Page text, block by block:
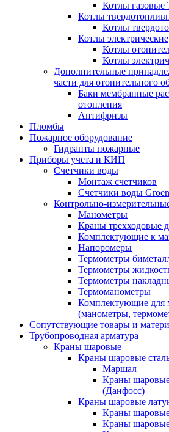
Котлы
Котлы
Котлы
Котлы электрические
Котлы
Котлы
Дополнительные
части для отопительного
Баки мембранные
отопления
Антифризы
Пломбы
Пожарное оборудование
Гидранты пожарные
Приборы учета и КИП
Счетчики воды
Монтаж счетчиков
Счетчики воды Groen
Контрольно-
Манометры
Краны трехходовые
Комплектующие к
Напоромеры
Термометры
Термометры
Термометры
Термоманометры
Комплектующие
(манометры,
Сопутствующие товары и
Трубопроводная арматура
Краны шаровые
Краны шаровые
Маршал
Краны
(Данфосс)
Краны шаровые
Краны
Краны